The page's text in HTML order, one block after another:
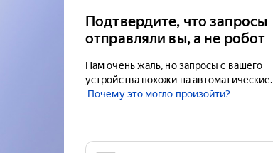
Подтвердите, что запросы
отправляли вы, а не робот
Нам очень жаль, но запросы с вашего
устройства похожи на автоматические.
Почему это могло произойти?